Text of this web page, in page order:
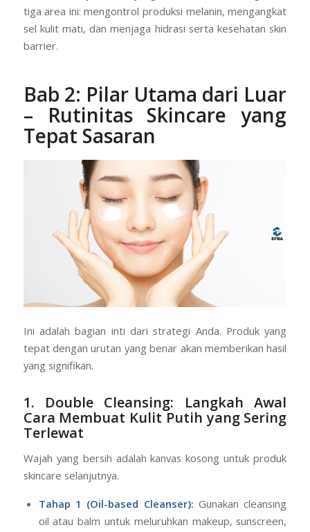
Memahami ketiga hal ini adalah kunci. Artinya, cara
membuat wajah cerah yang efektif harus menargetkan
tiga area ini: mengontrol produksi melanin, mengangkat
barrier.
Bab 2: Pilar Utama dari Luar
– Rutinitas Skincare yang
Tepat Sasaran
Ini adalah bagian inti dari strategi Anda. Produk yang
yang signifikan.
1. Double Cleansing: Langkah Awal
Cara Membuat Kulit Putih yang Sering
Terlewat
Wajah yang bersih adalah kanvas kosong untuk produk
skincare selanjutnya.